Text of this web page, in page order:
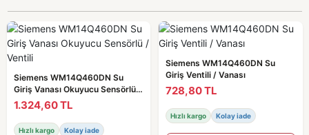
Siemens WM14Q460DN Su
Giriş Vanası Okuyucu Sensörlü /
Ventili
1.324,60 TL
Hızlı kargo Kolay iade
Siemens WM14Q460DN Su
Giriş Ventili / Vanası
728,80 TL
Hızlı kargo Kolay iade